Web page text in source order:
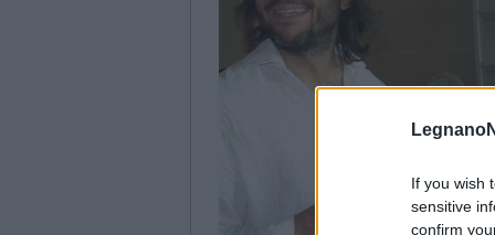
If you wish
sensitive
confirm